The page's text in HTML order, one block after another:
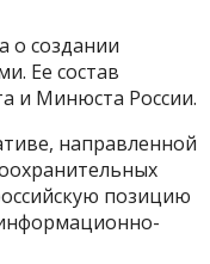
о создании
Ее состав
и Минюста России.
направленной
позицию